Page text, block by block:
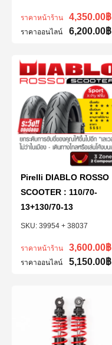
ราคาหน้าร้าน 4,350.00฿
ราคาออนไลน์ 6,200.00฿
39954 + 38037
Pirelli DIABLO ROSSO
SCOOTER : 110/70-
13+130/70-13
ราคาหน้าร้าน 3,600.00฿
ราคาออนไลน์ 5,150.00฿